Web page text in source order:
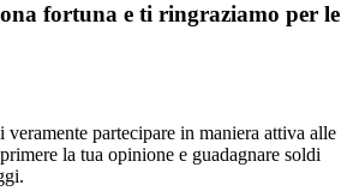
fortuna e ti ringraziamo per le
veramente partecipare in maniera attiva alle
la tua opinione e guadagnare soldi